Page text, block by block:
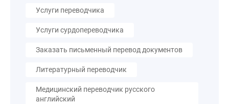
Услуги переводчика
Услуги сурдопереводчика
Заказать письменный перевод документов
Литературный переводчик
Медицинский переводчик русского
английский